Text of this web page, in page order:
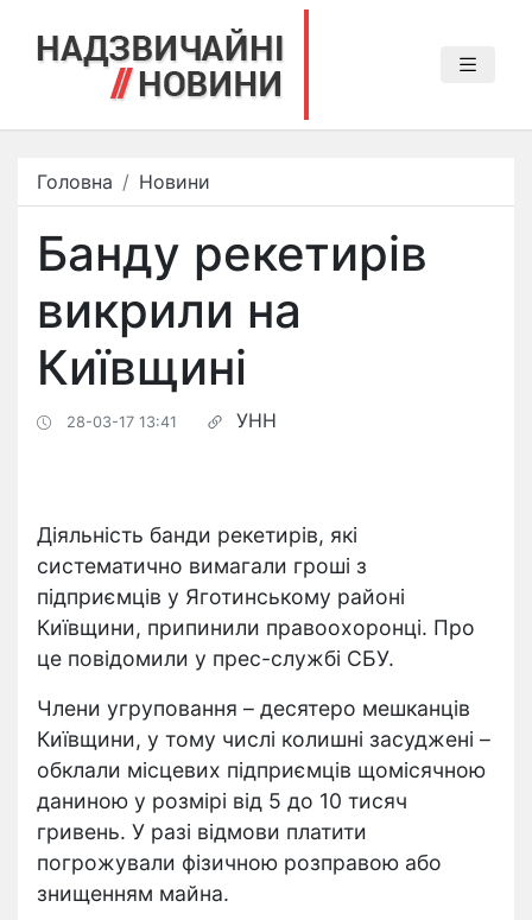
Головна Новини
Банду рекетирів
викрили на
Київщині
28-03-17 13:41 УНН
Діяльність банди рекетирів, які
систематично вимагали гроші з
підприємців у Яготинському районі
Київщини, припинили правоохоронці. Про
це повідомили у прес-службі СБУ.
Члени угруповання – десятеро мешканців
Київщини, у тому числі колишні засуджені –
обклали місцевих підприємців щомісячною
даниною у розмірі від 5 до 10 тисяч
гривень. У разі відмови платити
погрожували фізичною розправою або
знищенням майна.